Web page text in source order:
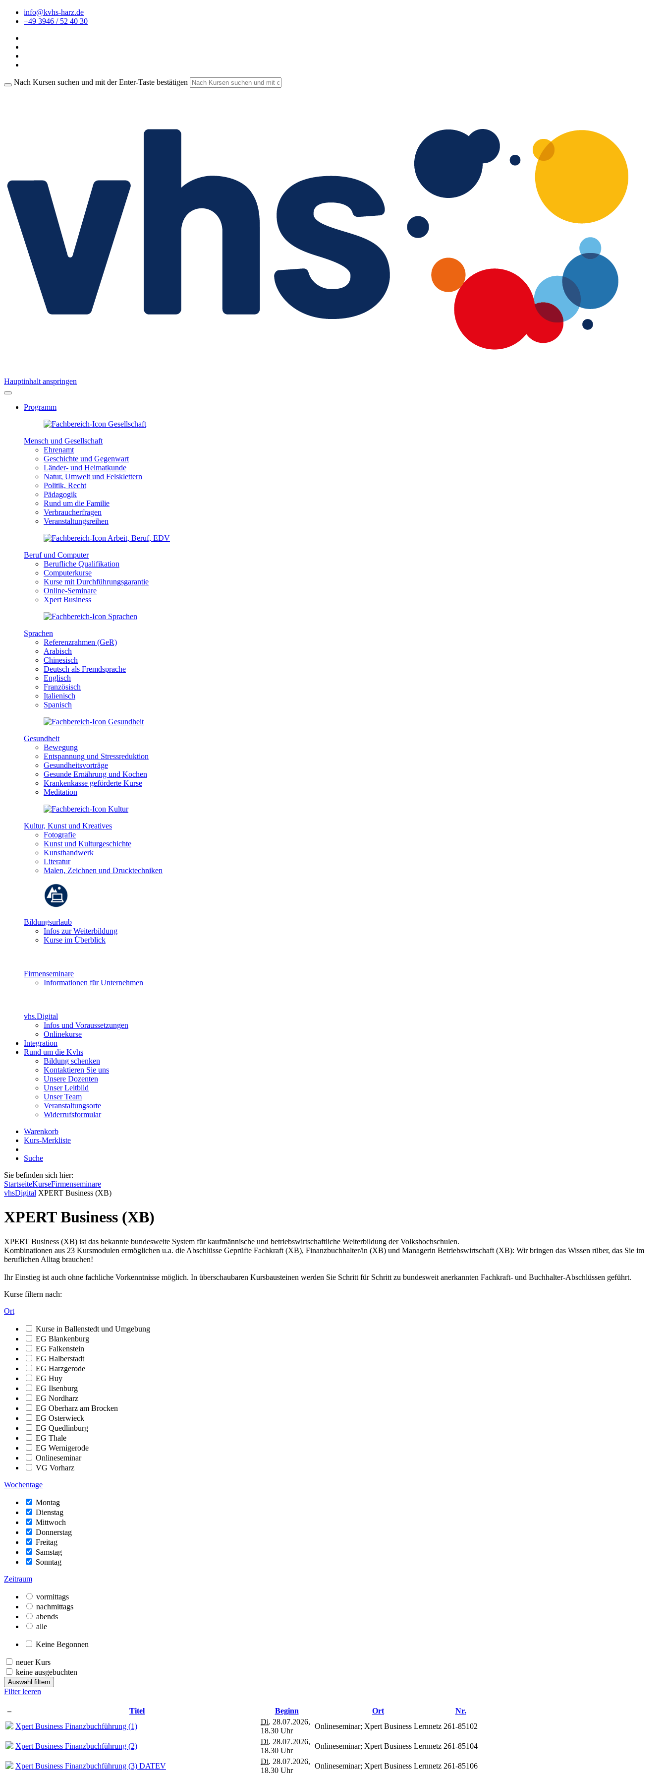
info@kvhs-harz.de
+49 3946 / 52 40 30
Nach Kursen suchen und mit der Enter-Taste bestätigen
Hauptinhalt anspringen
Programm
Mensch und Gesellschaft
Ehrenamt
Geschichte und Gegenwart
Länder- und Heimatkunde
Natur, Umwelt und Felsklettern
Politik, Recht
Pädagogik
Rund um die Familie
Verbraucherfragen
Veranstaltungsreihen
Beruf und Computer
Berufliche Qualifikation
Computerkurse
Kurse mit Durchführungsgarantie
Online-Seminare
Xpert Business
Sprachen
Referenzrahmen (GeR)
Arabisch
Chinesisch
Deutsch als Fremdsprache
Englisch
Französisch
Italienisch
Spanisch
Gesundheit
Bewegung
Entspannung und Stressreduktion
Gesundheitsvorträge
Gesunde Ernährung und Kochen
Krankenkasse geförderte Kurse
Meditation
Kultur, Kunst und Kreatives
Fotografie
Kunst und Kulturgeschichte
Kunsthandwerk
Literatur
Malen, Zeichnen und Drucktechniken
Bildungsurlaub
Infos zur Weiterbildung
Kurse im Überblick
Firmenseminare
Informationen für Unternehmen
vhs.Digital
Infos und Voraussetzungen
Onlinekurse
Integration
Rund um die Kvhs
Bildung schenken
Kontaktieren Sie uns
Unsere Dozenten
Unser Leitbild
Unser Team
Veranstaltungsorte
Widerrufsformular
Warenkorb
Kurs-Merkliste
Suche
Sie befinden sich hier:
StartseiteKurseFirmenseminare
vhsDigital XPERT Business (XB)
XPERT Business (XB)
XPERT Business (XB) ist das bekannte bundesweite System für kaufmännische und betriebswirtschaftliche Weiterbildung der Volkshochschulen.
Kombinationen aus 23 Kursmodulen ermöglichen u.a. die Abschlüsse Geprüfte Fachkraft (XB), Finanzbuchhalter/in (XB) und Managerin Betriebswirtschaft (XB): Wir bringen das Wissen rüber, das Sie im
beruflichen Alltag brauchen!
Ihr Einstieg ist auch ohne fachliche Vorkenntnisse möglich. In überschaubaren Kursbausteinen werden Sie Schritt für Schritt zu bundesweit anerkannten Fachkraft- und Buchhalter-Abschlüssen geführt.
Kurse filtern nach:
Ort
Kurse in Ballenstedt und Umgebung
EG Blankenburg
EG Falkenstein
EG Halberstadt
EG Harzgerode
EG Huy
EG Ilsenburg
EG Nordharz
EG Oberharz am Brocken
EG Osterwieck
EG Quedlinburg
EG Thale
EG Wernigerode
Onlineseminar
VG Vorharz
Wochentage
Montag
Dienstag
Mittwoch
Donnerstag
Freitag
Samstag
Sonntag
Zeitraum
vormittags
nachmittags
abends
alle
Keine Begonnen
neuer Kurs
keine ausgebuchten
Auswahl filtern
Filter leeren
– Titel Beginn Ort
Nr.
Xpert Business Finanzbuchführung (1)
Di. 28.07.2026,
18.30 Uhr
Onlineseminar; Xpert Business Lernnetz 261-85102
Xpert Business Finanzbuchführung (2)
Di. 28.07.2026,
18.30 Uhr
Onlineseminar; Xpert Business Lernnetz 261-85104
Xpert Business Finanzbuchführung (3) DATEV
Di. 28.07.2026,
18.30 Uhr
Onlineseminar; Xpert Business Lernnetz 261-85106